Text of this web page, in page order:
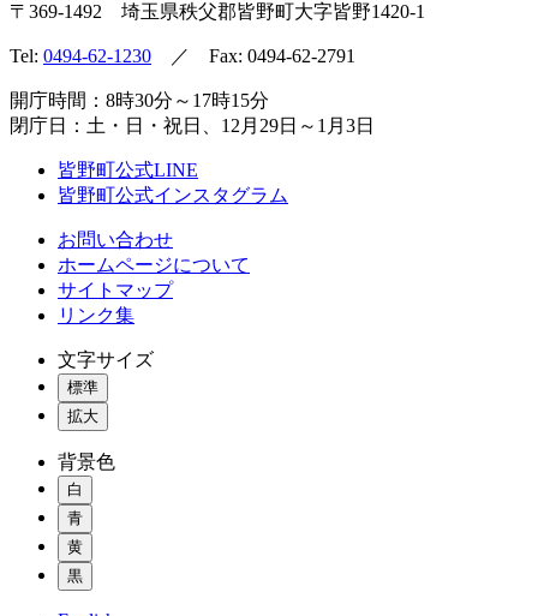
〒369-1492 埼玉県秩父郡皆野町 大字皆野1420-1
Tel: 0494-62-1230 ／ Fax: 0494-62-2791
開庁時間：8時30分～17時15分
閉庁日：土・日・祝日、12月29日～1月3日
皆野町公式LINE
皆野町公式インスタグラム
お問い合わせ
ホームページについて
サイトマップ
リンク集
文字サイズ
標準
拡大
背景色
白
青
黄
黒